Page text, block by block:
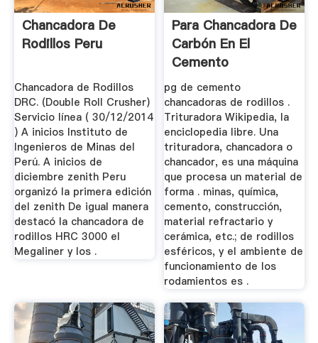
Chancadora De
Rodillos Peru
Chancadora de Rodillos
DRC. (Double Roll Crusher)
Servicio línea ( 30/12/2014
) A inicios Instituto de
Ingenieros de Minas del
Perú. A inicios de
diciembre zenith Peru
organizó la primera edición
del zenith De igual manera
destacó la chancadora de
rodillos HRC 3000 el
Megaliner y los .
Para Chancadora De
Carbón En El
Cemento
pg de cemento
chancadoras de rodillos .
Trituradora Wikipedia, la
enciclopedia libre. Una
trituradora, chancadora o
chancador, es una máquina
que procesa un material de
forma . minas, química,
cemento, construcción,
material refractario y
cerámica, etc.; de rodillos
esféricos, y el ambiente de
funcionamiento de los
rodamientos es .